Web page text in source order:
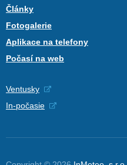
Články
Fotogalerie
Aplikace na telefony
Počasí na web
Ventusky
In-počasie